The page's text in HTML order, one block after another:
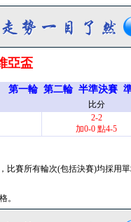
亞盃
第一輪 第二輪 半準決賽
比分
2-2
加0-0 點4-5
比賽所有輪次(包括決賽)均採
。